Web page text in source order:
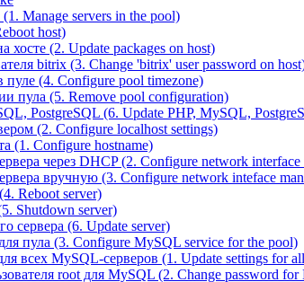
Manage servers in the pool)
host)
хосте (2. Update packages on host)
bitrix (3. Change 'bitrix' user password on
(4. Configure pool timezone)
пула (5. Remove pool configuration)
PostgreSQL (6. Update PHP, MySQL,
(2. Configure localhost settings)
(1. Configure hostname)
через DHCP (2. Configure network
вручную (3. Configure network inteface
Reboot server)
Shutdown server)
сервера (6. Update server)
пула (3. Configure MySQL service for the pool)
всех MySQL-серверов (1. Update settings for
root для MySQL (2. Change password